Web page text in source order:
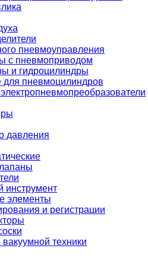
пневмоуправления
с пневмоприводом
и гидроцилиндры
пневмоцилиндров
давления
инструмент
элементы
и регистрации
техники